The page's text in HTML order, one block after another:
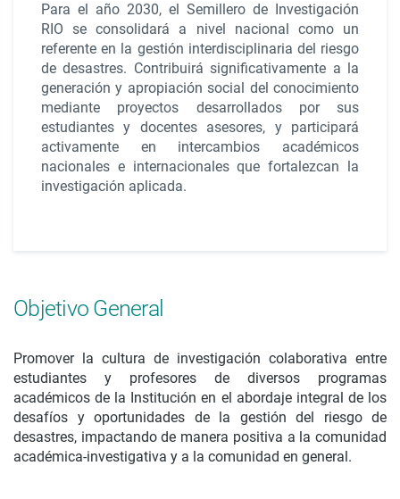
Para el año 2030, el Semillero de Investigación
RIO se consolidará a nivel nacional como un
referente en la gestión interdisciplinaria del riesgo
de desastres. Contribuirá significativamente a la
generación y apropiación social del conocimiento
mediante proyectos desarrollados por sus
estudiantes y docentes asesores, y participará
activamente en intercambios académicos
nacionales e internacionales que fortalezcan la
investigación aplicada.
Objetivo General
Promover la cultura de investigación colaborativa entre
estudiantes y profesores de diversos programas
académicos de la Institución en el abordaje integral de los
desafíos y oportunidades de la gestión del riesgo de
desastres, impactando de manera positiva a la comunidad
académica-investigativa y a la comunidad en general.